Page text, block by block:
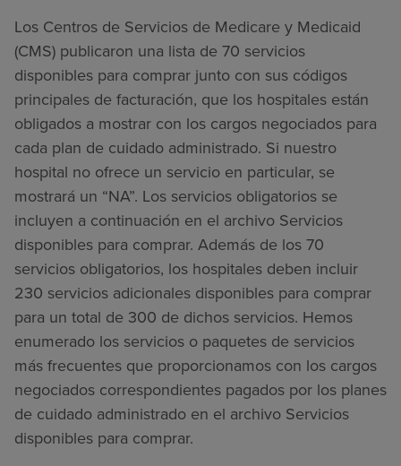
Los Centros de Servicios de Medicare y Medicaid
(CMS) publicaron una lista de 70 servicios
disponibles para comprar junto con sus códigos
principales de facturación, que los hospitales están
obligados a mostrar con los cargos negociados para
cada plan de cuidado administrado. Si nuestro
hospital no ofrece un servicio en particular, se
mostrará un “NA”. Los servicios obligatorios se
incluyen a continuación en el archivo Servicios
disponibles para comprar. Además de los 70
servicios obligatorios, los hospitales deben incluir
230 servicios adicionales disponibles para comprar
para un total de 300 de dichos servicios. Hemos
enumerado los servicios o paquetes de servicios
más frecuentes que proporcionamos con los cargos
negociados correspondientes pagados por los planes
de cuidado administrado en el archivo Servicios
disponibles para comprar.